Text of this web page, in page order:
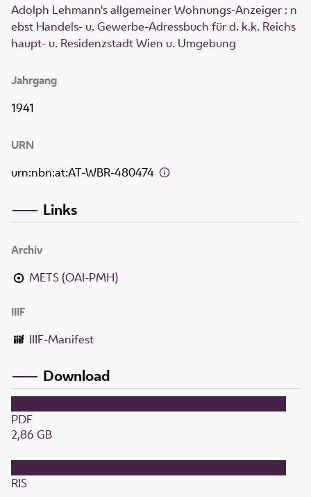
Adolph Lehmann's allgemeiner Wohnungs-Anzeiger : n
ebst Handels- u. Gewerbe-Adressbuch für d. k.k. Reichs
haupt- u. Residenzstadt Wien u. Umgebung
Jahrgang
1941
URN
urn:nbn:at:AT-WBR-480474
Links
Archiv
METS (OAI-PMH)
IIIF
IIIF-Manifest
Download
PDF
2,86 GB
RIS